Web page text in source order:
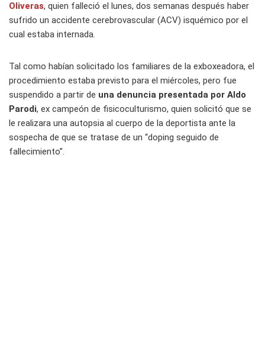
Oliveras, quien falleció el lunes, dos semanas después haber
sufrido un accidente cerebrovascular (ACV) isquémico por el
cual estaba internada.
Tal como habían solicitado los familiares de la exboxeadora, el
procedimiento estaba previsto para el miércoles, pero fue
suspendido a partir de una denuncia presentada por Aldo
Parodi, ex campeón de fisicoculturismo, quien solicitó que se
le realizara una autopsia al cuerpo de la deportista ante la
sospecha de que se tratase de un “doping seguido de
fallecimiento”.